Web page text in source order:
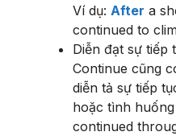
Ví dụ: After a
continued to
Diễn đạt sự tiếp
Continue cũng
diễn tả sự tiếp
hoặc tình
continued